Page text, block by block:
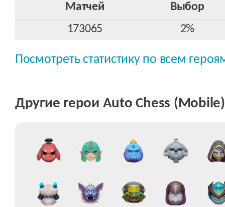
Матчей
Выбор
173065
2%
Посмотреть статистику по всем
Другие герои Auto Chess (Mobile)